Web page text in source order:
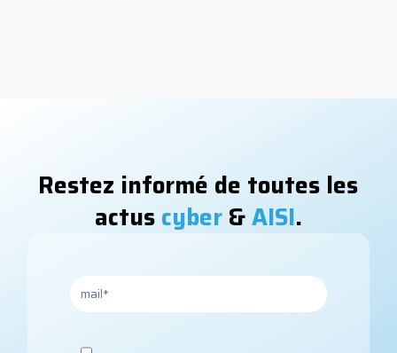
Restez informé de toutes les
actuscyber&AISI.